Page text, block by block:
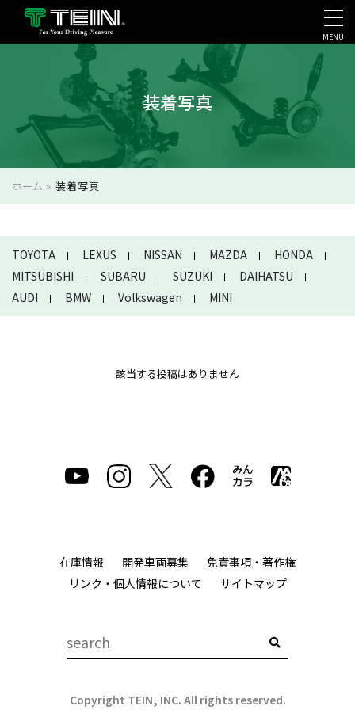
会社案内・採用・IR
MENU
装着写真
ホーム » 装着写真
TOYOTA LEXUS NISSAN MAZDA
HONDA
MITSUBISHI
SUBARU SUZUKI
DAIHATSU
AUDI
BMW Volkswagen MINI
該当する投稿はありません
在庫情報 開発車両募集
免責事項・著作権
リンク・個人情報について
サイトマップ
Copyright TEIN, INC. All rights reserved.